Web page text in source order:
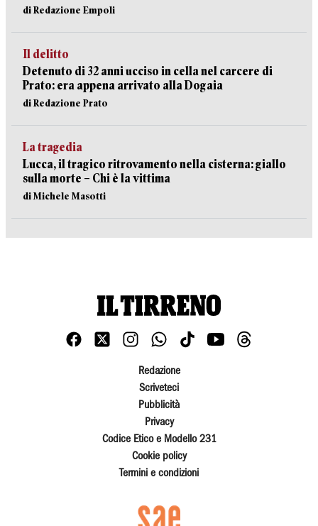
di Redazione Empoli
Il delitto
Detenuto di 32 anni ucciso in cella nel carcere di
Prato: era appena arrivato alla Dogaia
di Redazione Prato
La tragedia
Lucca, il tragico ritrovamento nella cisterna: giallo
sulla morte – Chi è la vittima
di Michele Masotti
Redazione
Scriveteci
Pubblicità
Privacy
Codice Etico e Modello 231
Cookie policy
Termini e condizioni